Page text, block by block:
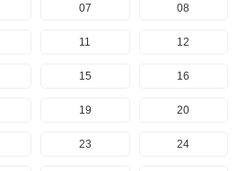
07 08
11 12
15 16
19 20
23 24